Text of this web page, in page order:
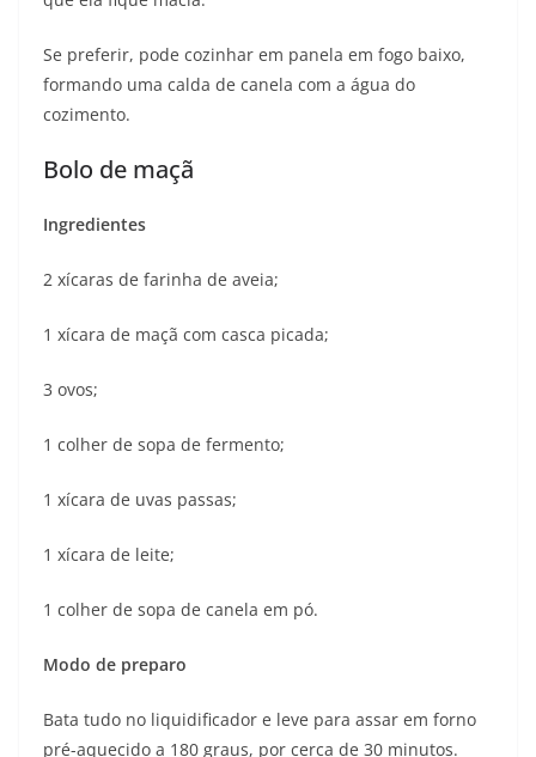
Se preferir, pode cozinhar em panela em fogo baixo,
formando uma calda de canela com a água do
cozimento.
Bolo de maçã
Ingredientes
2 xícaras de farinha de aveia;
1 xícara de maçã com casca picada;
3 ovos;
1 colher de sopa de fermento;
1 xícara de uvas passas;
1 xícara de leite;
1 colher de sopa de canela em pó.
Modo de preparo
Bata tudo no liquidificador e leve para assar em forno
pré-aquecido a 180 graus, por cerca de 30 minutos.